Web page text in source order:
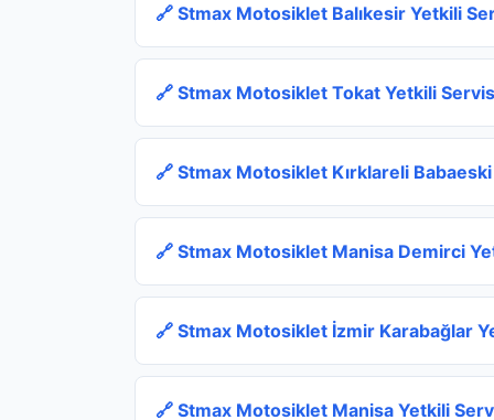
🔗 Stmax Motosiklet Balıkesir Yetkili
🔗 Stmax Motosiklet Tokat Yetkili
🔗 Stmax Motosiklet Kırklareli
🔗 Stmax Motosiklet Manisa Demirci
🔗 Stmax Motosiklet İzmir Karabağlar
🔗 Stmax Motosiklet Manisa Yetkili